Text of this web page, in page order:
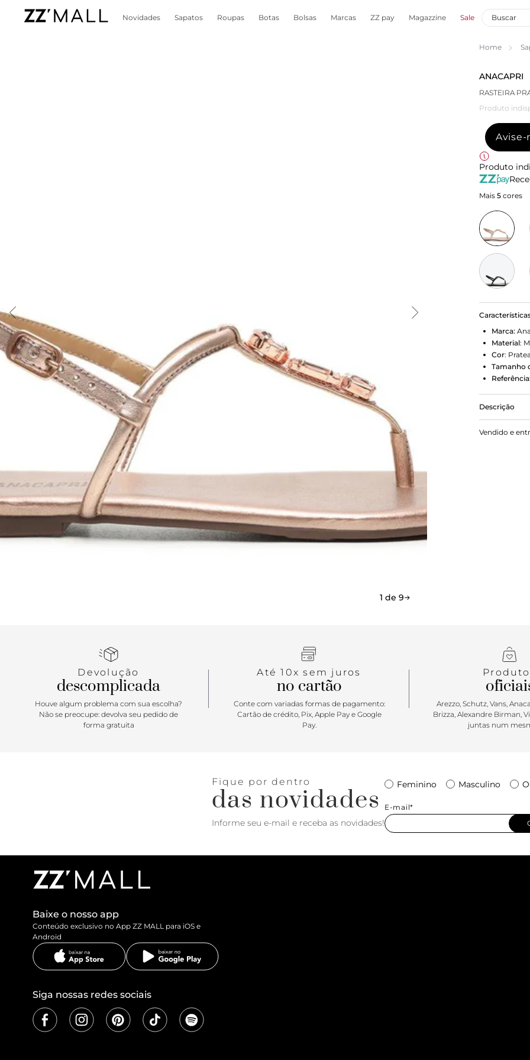
Novidades Sapatos Roupas Botas Bolsas Marcas ZZ pay Magazzine Sale
1 de 9
Home
ANACAPRI
RASTEIRA
Produto
Avise-
Produto
Mais 5 cores
Marca:
Material:
Cor:
Tamanho
Referência:
Descrição
Rasteira
metalizada
Vendido e
Devolução
descomplicada
Houve algum problema com sua escolha?
Não se preocupe: devolva seu pedido de
forma gratuita
Até 10x sem juros
no cartão
Conte com variadas formas de pagamento:
Cartão de crédito, Pix, Apple Pay e Google
Pay.
Arezzo, Schutz, Vans,
Brizza, Alexandre Birman,
juntas num
Fique por dentro
das novidades
Informe seu e-mail e receba as novidades!
Feminino Masculino
E-mail*
Baixe o nosso app
Conteúdo exclusivo no App ZZ MALL para iOS e
Android
Siga nossas redes sociais